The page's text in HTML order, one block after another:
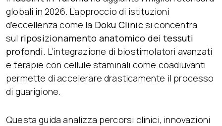
globali in 2026. L’approccio di istituzioni
d’eccellenza come la Doku Clinicsi concentra
sul riposizionamento anatomico dei tessuti
profondi. L’integrazione di biostimolatori avanzati
e terapie con cellule staminali come coadiuvanti
permette di accelerare drasticamente il processo
di guarigione.
Questa guida analizza percorsi clinici, innovazioni